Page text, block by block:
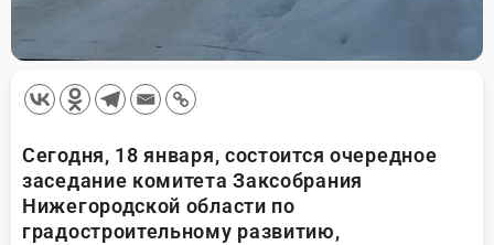
Сегодня, 18 января, состоится очередное
заседание комитета Заксобрания
Нижегородской области по
градостроительному развитию,